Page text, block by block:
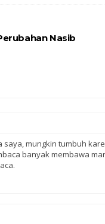
Nasib
saya, mungkin tumbuh
banyak membawa